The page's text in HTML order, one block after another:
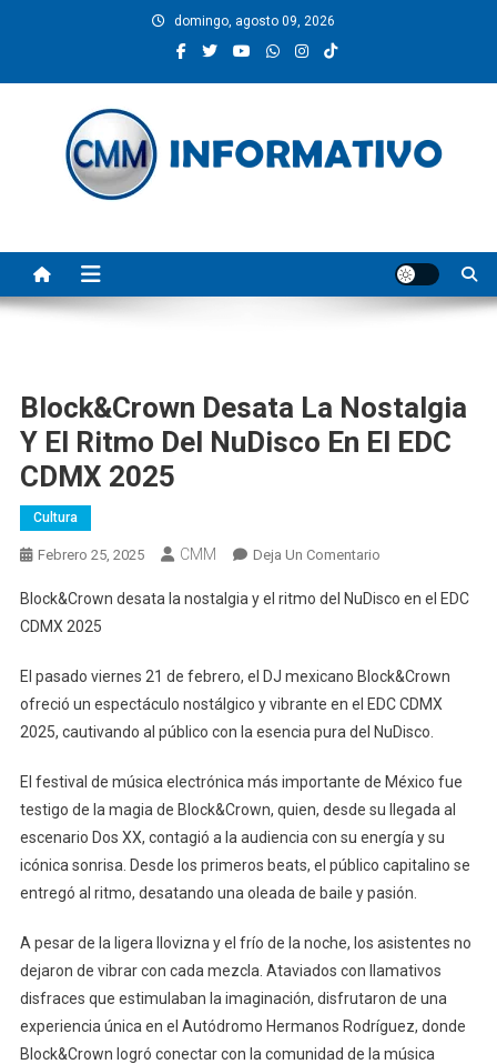
domingo, agosto 09, 2026
Block&Crown Desata La Nostalgia
Y El Ritmo Del NuDisco En El EDC
CDMX 2025
Cultura
Febrero 25, 2025 CMM Deja Un ComentarioEn
Desata
Y
El
Ritmo
NuDisco
En
El
EDC
CDMX
Block&Crown desata la nostalgia y el ritmo del NuDisco en el EDC
CDMX 2025
El pasado viernes 21 de febrero, el DJ mexicano Block&Crown
ofreció un espectáculo nostálgico y vibrante en el EDC CDMX
2025, cautivando al público con la esencia pura del NuDisco.
El festival de música electrónica más importante de México fue
testigo de la magia de Block&Crown, quien, desde su llegada al
escenario Dos XX, contagió a la audiencia con su energía y su
icónica sonrisa. Desde los primeros beats, el público capitalino se
entregó al ritmo, desatando una oleada de baile y pasión.
A pesar de la ligera llovizna y el frío de la noche, los asistentes no
dejaron de vibrar con cada mezcla. Ataviados con llamativos
disfraces que estimulaban la imaginación, disfrutaron de una
experiencia única en el Autódromo Hermanos Rodríguez, donde
Block&Crown logró conectar con la comunidad de la música